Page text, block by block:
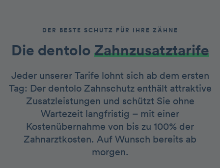
DER BESTE SCHUTZ FÜR IHRE ZÄHNE
Die dentolo­­ Zah nzusatztarife
Jeder unserer Tarife lohnt sich ab dem ersten
Tag: Der dentolo Zahnschutz enthält attraktive
Zusatzleistungen und schützt Sie ohne
Wartezeit langfristig – mit einer
Kostenübernahme von bis zu 100% der
Zahnarztkosten. Auf Wunsch bereits ab
morgen.